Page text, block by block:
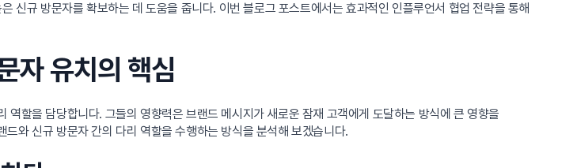
신규 방문자를 확보하는 데 도움을 줍니다. 이번 블로그 포스트에서는 효과적인 인플루언서 협업 전략을 통해
자 유치의 핵심
할을 담당합니다. 그들의 영향력은 브랜드 메시지가 새로운 잠재 고객에게 도달하는 방식에 큰 영향을
와 신규 방문자 간의 다리 역할을 수행하는 방식을 분석해 보겠습니다.